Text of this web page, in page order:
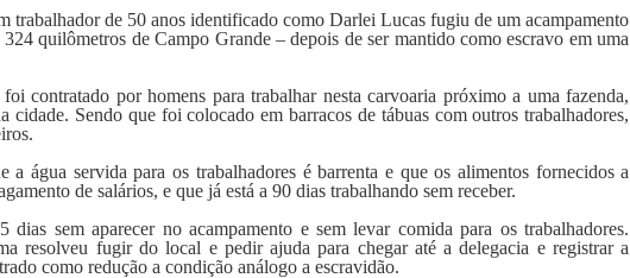
trabalhador de 50 anos identificado como Darlei Lucas fugiu de um acampamento
quilômetros de Campo Grande – depois de ser mantido como escravo em uma
contratado por homens para trabalhar nesta carvoaria próximo a uma fazenda,
cidade. Sendo que foi colocado em barracos de tábuas com outros trabalhadores,
a água servida para os trabalhadores é barrenta e que os alimentos fornecidos a
de salários, e que já está a 90 dias trabalhando sem receber.
dias sem aparecer no acampamento e sem levar comida para os trabalhadores.
resolveu fugir do local e pedir ajuda para chegar até a delegacia e registrar a
como redução a condição análogo a escravidão.